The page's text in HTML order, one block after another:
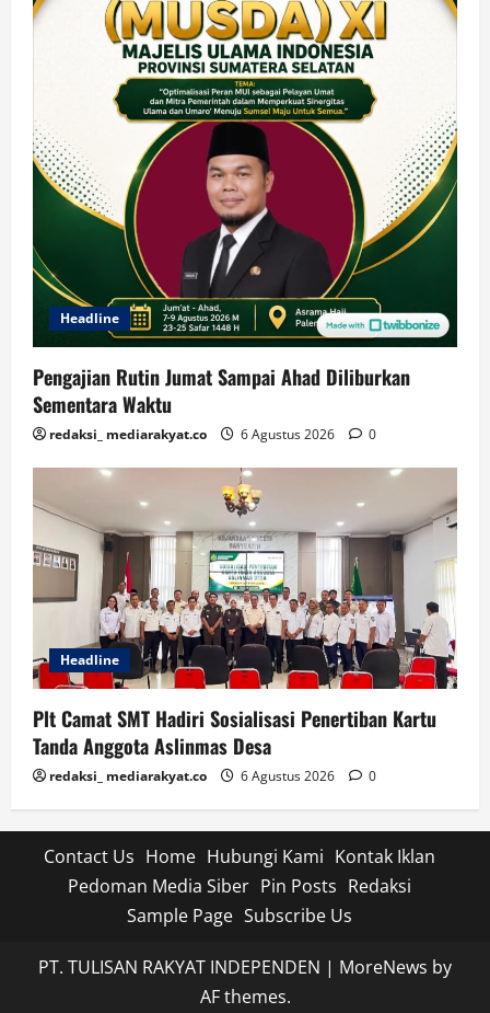
Headline
Pengajian Rutin Jumat Sampai Ahad Diliburkan
Sementara Waktu
redaksi_ mediarakyat.co 6 Agustus 2026 0
Headline
Plt Camat SMT Hadiri Sosialisasi Penertiban Kartu
Tanda Anggota Aslinmas Desa
redaksi_ mediarakyat.co 6 Agustus 2026 0
Contact Us Home Hubungi Kami Kontak Iklan
Pedoman Media Siber Pin Posts Redaksi
Sample Page Subscribe Us
PT. TULISAN RAKYAT INDEPENDEN | MoreNews by
AF themes.